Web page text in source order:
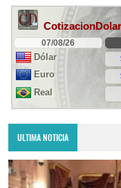
ULTIMA NOTICIA